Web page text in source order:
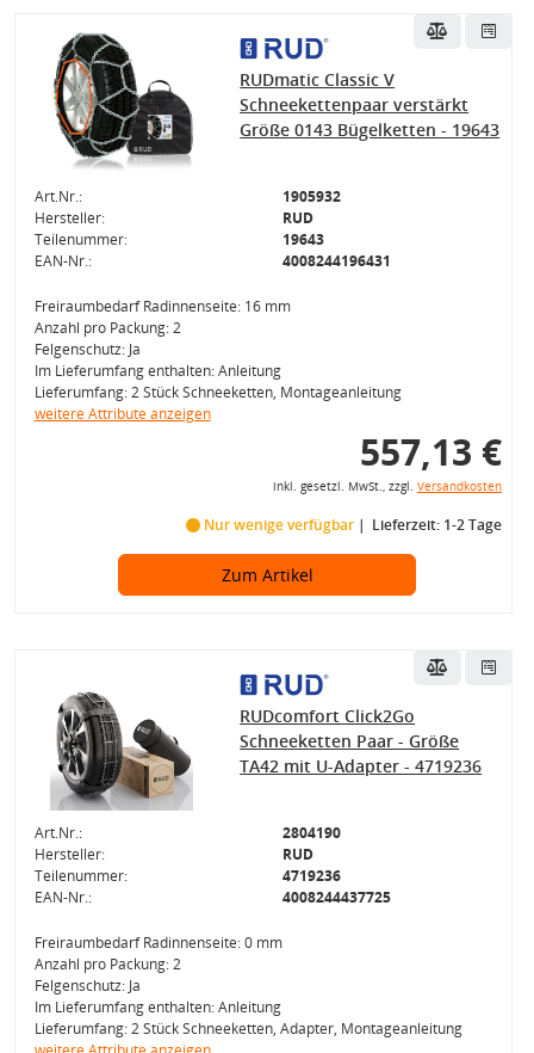
RUDmatic Classic V
Schneekettenpaar verstärkt
Größe 0143 Bügelketten - 19643
Art.Nr.:
1905932
Hersteller:
RUD
Teilenummer:
19643
EAN-Nr.:
4008244196431
Freiraumbedarf Radinnenseite: 16 mm
Anzahl pro Packung: 2
Felgenschutz: Ja
Im Lieferumfang enthalten: Anleitung
Lieferumfang: 2 Stück Schneeketten, Montageanleitung
weitere Attribute anzeigen
557,13 €
inkl. gesetzl. MwSt., zzgl. Versandkosten
Nur wenige verfügbar Lieferzeit: 1-2 Tage
Zum Artikel
RUDcomfort Click2Go
Schneeketten Paar - Größe
TA42 mit U-Adapter - 4719236
Art.Nr.:
2804190
Hersteller:
RUD
Teilenummer:
4719236
EAN-Nr.:
4008244437725
Freiraumbedarf Radinnenseite: 0 mm
Anzahl pro Packung: 2
Felgenschutz: Ja
Im Lieferumfang enthalten: Anleitung
Lieferumfang: 2 Stück Schneeketten, Adapter, Montageanleitung